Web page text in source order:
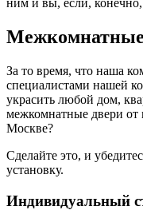
ним и вы, если,
Межкомнатные
За то время, что наша
специалистами нашей
украсить любой дом,
межкомнатные двери от
Москве?
Сделайте это, и
установку.
Индивидуальный